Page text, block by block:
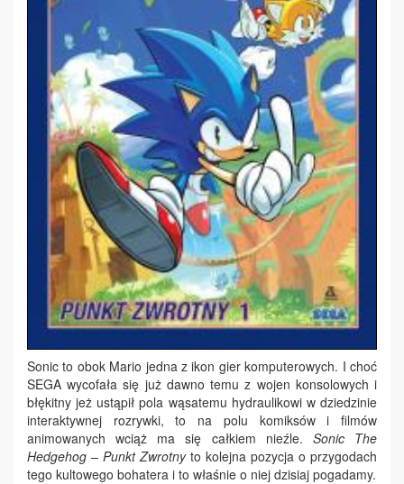
Sonic to obok Mario jedna z ikon gier komputerowych. I choć
SEGA wycofała się już dawno temu z wojen konsolowych i
błękitny jeż ustąpił pola wąsatemu hydraulikowi w dziedzinie
interaktywnej rozrywki, to na polu komiksów i filmów
animowanych wciąż ma się całkiem nieźle. Sonic The
Hedgehog – Punkt Zwrotnyto kolejna pozycja o przygodach
tego kultowego bohatera i to właśnie o niej dzisiaj pogadamy.